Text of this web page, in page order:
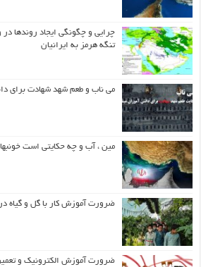
چرایی و چگونگی ایجاد روندها
تنگه هرمز به ایرانیان
می ناب و طعم شهد شهادت برای
مین ، آب و چه حکایتی است
ضرورت آموزش کار با گل و گیاه
ضرورت آموزش الکترونیک و